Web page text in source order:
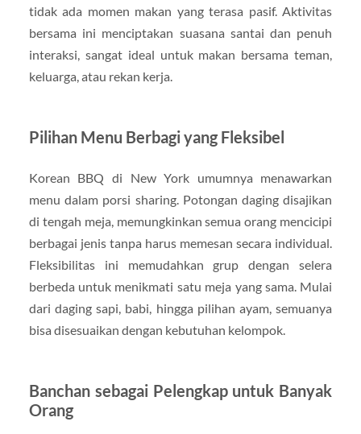
tidak ada momen makan yang terasa pasif. Aktivitas
bersama ini menciptakan suasana santai dan penuh
interaksi, sangat ideal untuk makan bersama teman,
keluarga, atau rekan kerja.
Pilihan Menu Berbagi yang Fleksibel
Korean BBQ di New York umumnya menawarkan
menu dalam porsi sharing. Potongan daging disajikan
di tengah meja, memungkinkan semua orang mencicipi
berbagai jenis tanpa harus memesan secara individual.
Fleksibilitas ini memudahkan grup dengan selera
berbeda untuk menikmati satu meja yang sama. Mulai
dari daging sapi, babi, hingga pilihan ayam, semuanya
bisa disesuaikan dengan kebutuhan kelompok.
Banchan sebagai Pelengkap untuk Banyak
Orang